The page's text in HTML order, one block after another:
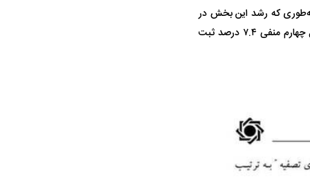
را تجربه کرده است؛ به‌طوری که رشد این بخش در
فصل اول منفی ۱۴.۲ درصد، در فصل دوم منفی ۱۱.۸ درصد، در فصل سوم منفی ۲۳ درصد و در فصل چهارم منفی ۷.۴ درصد ثبت